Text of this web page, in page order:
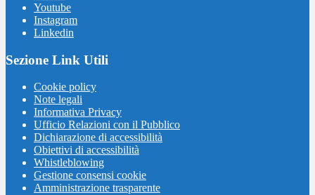
Youtube
Instagram
Linkedin
Sezione Link Utili
Cookie policy
Note legali
Informativa Privacy
Ufficio Relazioni con il Pubblico
Dichiarazione di accessibilità
Obiettivi di accessibilità
Whistleblowing
Gestione consensi cookie
Amministrazione trasparente